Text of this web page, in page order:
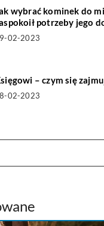
wybrać kominek do
potrzeby jego
02-2023
– czym się
02-2023